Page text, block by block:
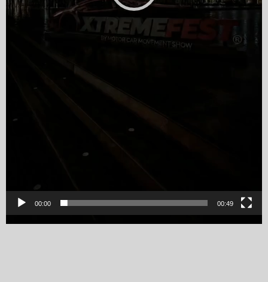
00:00 00:49